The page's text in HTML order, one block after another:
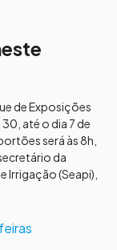
de Exposições
até o dia 7 de
será às 8h,
da
Irrigação (Seapi),